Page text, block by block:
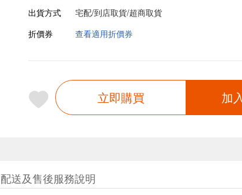
出貨方式
宅配/到店取貨/超商取貨
折價券
查看適用折價券
立即購買 加
配送及售後服務說明